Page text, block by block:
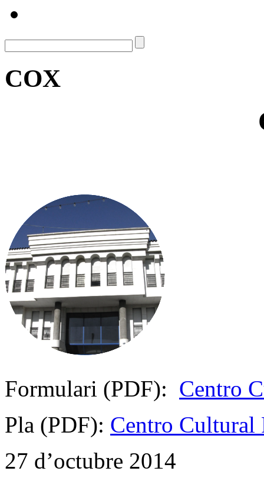
COX
Formulari (PDF): Centro
Pla (PDF): Centro Cultural
27 d’octubre 2014